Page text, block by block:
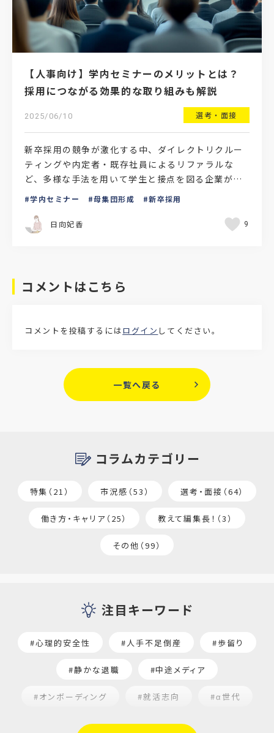
【人事向け】学内セミナーのメリットとは？
採用につながる効果的な取り組みも解説
2025/06/10 選考・面接
新卒採用の競争が激化する中、ダイレクトリクルー
ティングや内定者・既存社員によるリファラルな
ど、多様な手法を用いて学生と接点を図る企業が増
えています。中でも「学内セミナー」は、ターゲッ
学内セミナー 母集団形成 新卒採用
日向妃香 9
コメントはこちら
コメントを投稿するにはログイン してください。
一覧へ戻る
コラムカテゴリー
特集（21） 市況感（53） 選考・面接（64）
働き方・キャリア（25） 教えて編集長！（3）
その他（99）
注目キーワード
#心理的安全性 #人手不足倒産 #歩留り
#静かな退職 #中途メディア
#オンボーディング #就活志向 #α世代
#平均採用単価